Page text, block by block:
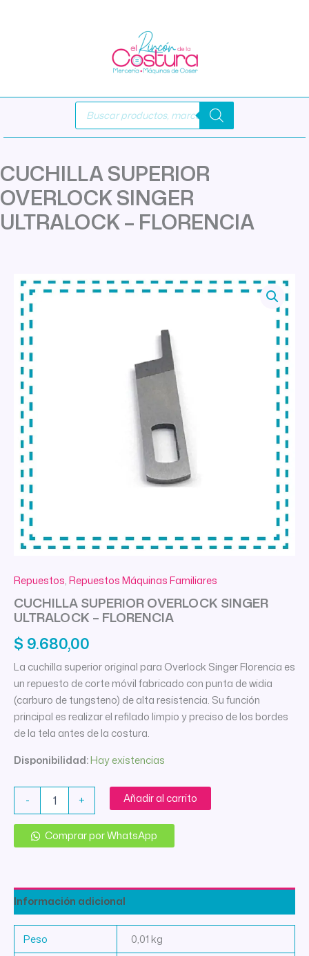
Búsqueda
productos
CUCHILLA SUPERIOR
OVERLOCK SINGER
ULTRALOCK – FLORENCIA
Repuestos,Repuestos Máquinas Familiares
CUCHILLA SUPERIOR OVERLOCK SINGER
ULTRALOCK – FLORENCIA
$ 9.680,00
La cuchilla superior original para Overlock Singer Florencia es
un repuesto de corte móvil fabricado con punta de widia
(carburo de tungsteno) de alta resistencia. Su función
principal es realizar el refilado limpio y preciso de los bordes
de la tela antes de la costura.
Disponibilidad:Hay existencias
-
SUPERIOR
SINGER
ULTRALOCK
cantidad
+ Añadir al carrito
Comprar por WhatsApp
Información adicional
Peso
0,01 kg